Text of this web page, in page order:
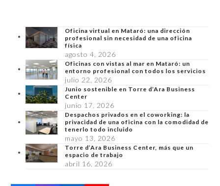
Oficina virtual en Mataró: una dirección
profesional sin necesidad de una oficina
física
agosto 4, 2026
Oficinas con vistas al mar en Mataró: un
entorno profesional con todos los servicios
julio 22, 2026
Junio sostenible en Torre d’Ara Business
Center
junio 17, 2026
Despachos privados en el coworking: la
privacidad de una oficina con la comodidad de
tenerlo todo incluido
mayo 13, 2026
Torre d’Ara Business Center, más que un
espacio de trabajo
abril 16, 2026